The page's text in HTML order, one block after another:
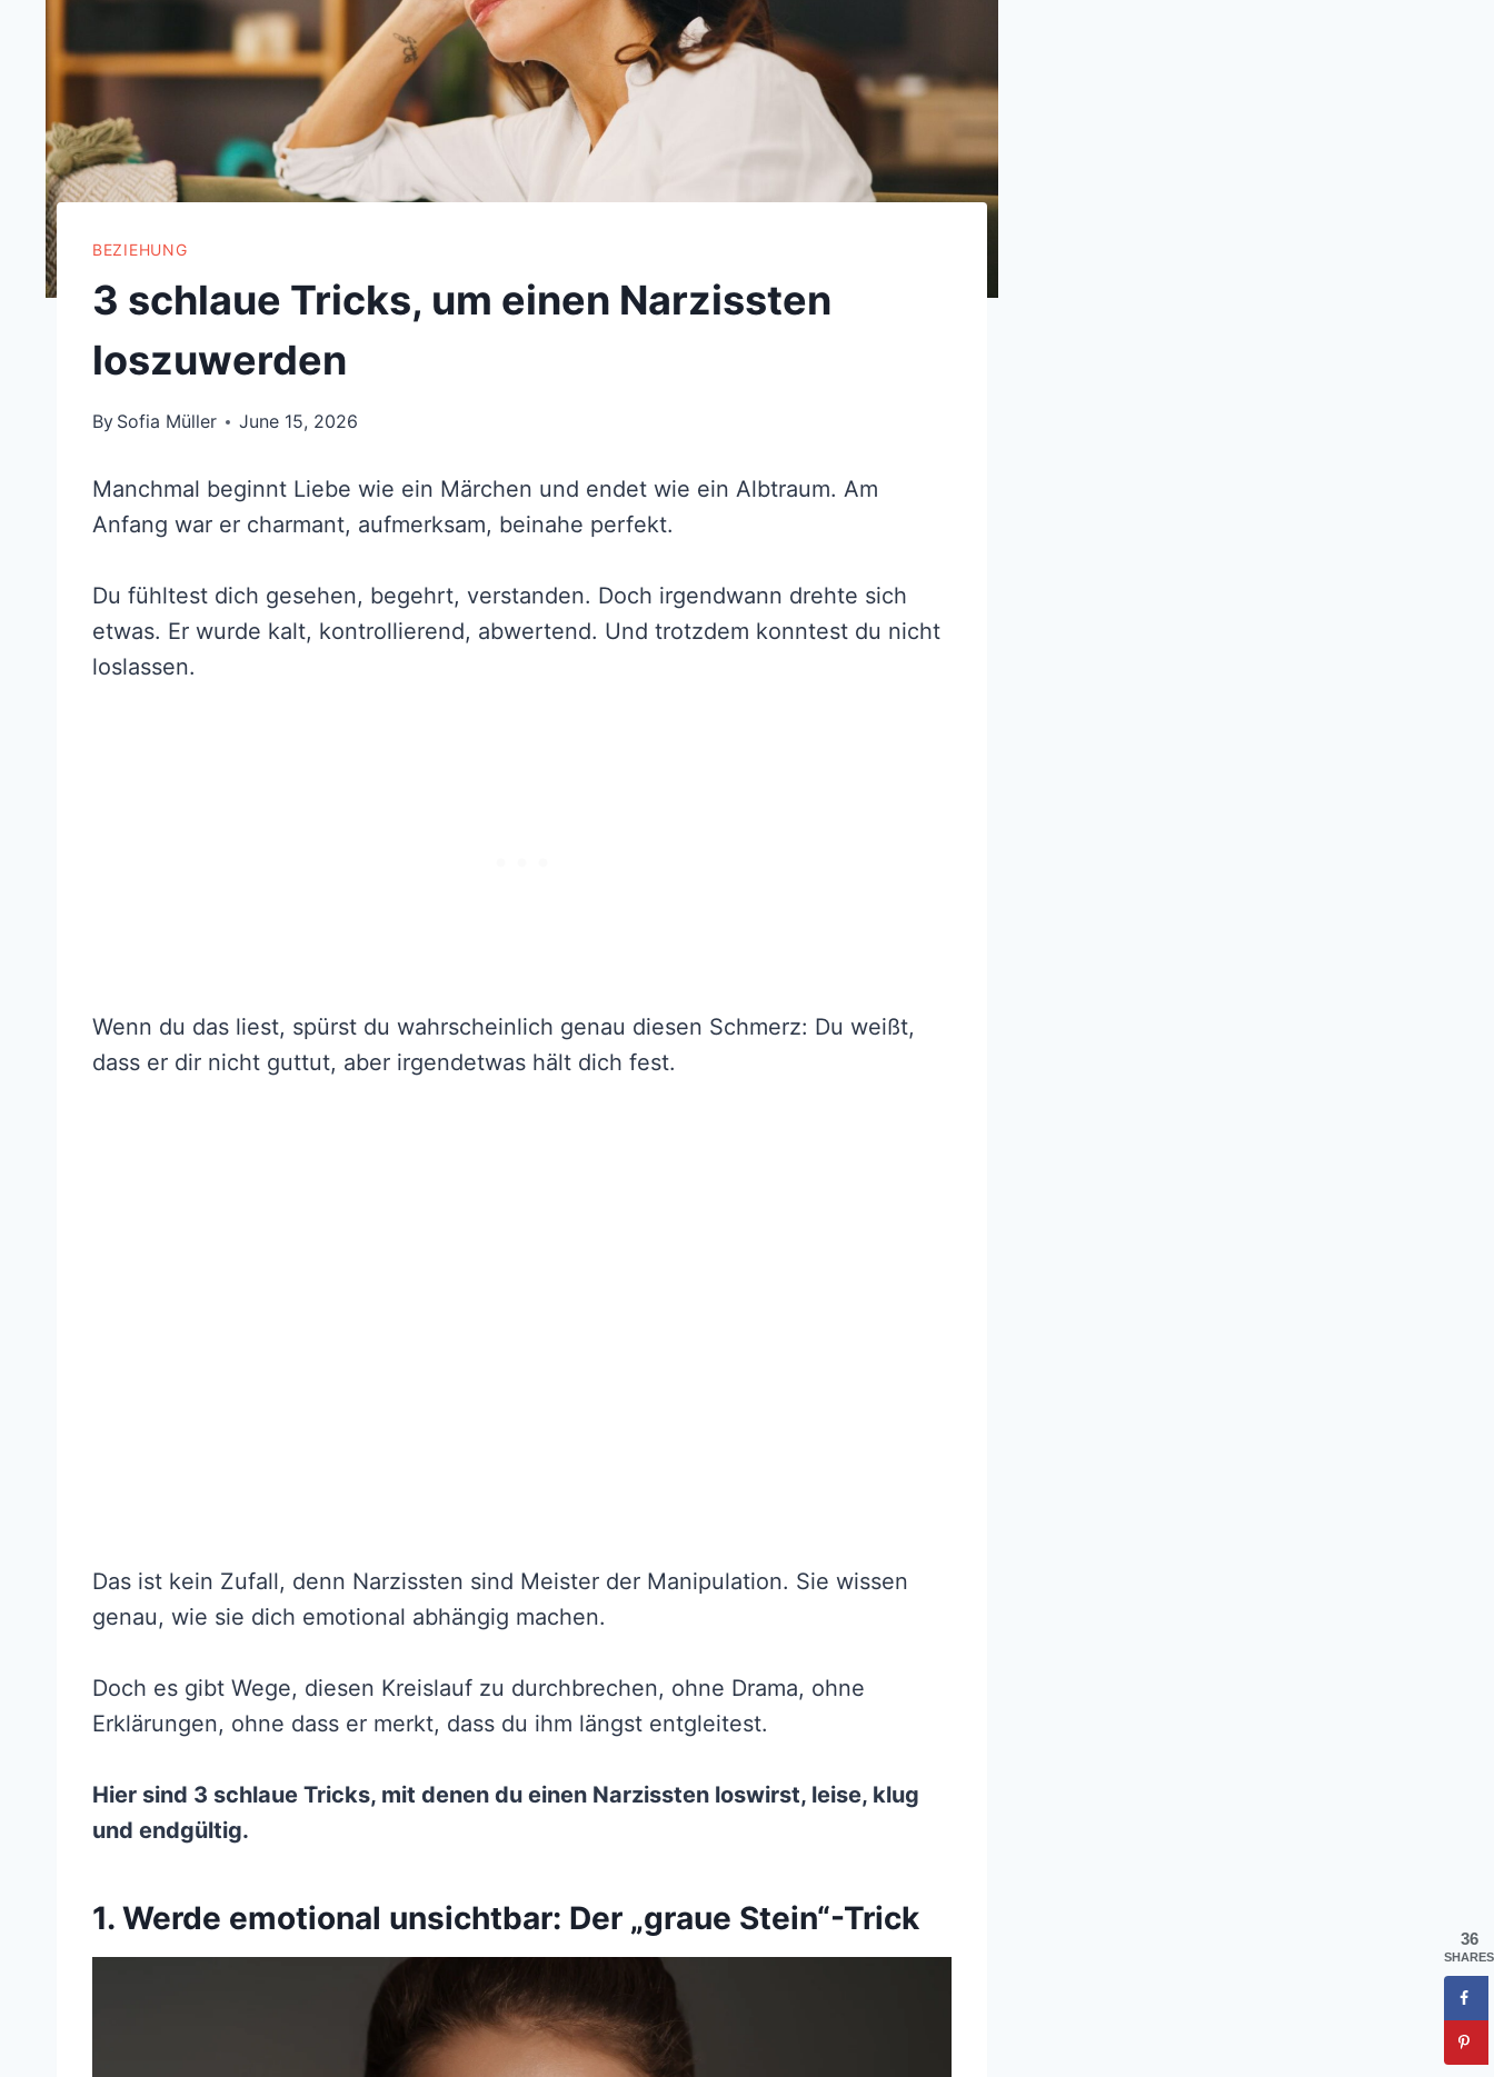
BEZIEHUNG
3 schlaue Tricks, um einen Narzissten
loszuwerden
By Sofia Müller June 15, 2026
Manchmal beginnt Liebe wie ein Märchen und endet wie ein Albtraum. Am
Anfang war er charmant, aufmerksam, beinahe perfekt.
Du fühltest dich gesehen, begehrt, verstanden. Doch irgendwann drehte sich
etwas. Er wurde kalt, kontrollierend, abwertend. Und trotzdem konntest du nicht
loslassen.
Wenn du das liest, spürst du wahrscheinlich genau diesen Schmerz: Du weißt,
dass er dir nicht guttut, aber irgendetwas hält dich fest.
Das ist kein Zufall, denn Narzissten sind Meister der Manipulation. Sie wissen
genau, wie sie dich emotional abhängig machen.
Doch es gibt Wege, diesen Kreislauf zu durchbrechen, ohne Drama, ohne
Erklärungen, ohne dass er merkt, dass du ihm längst entgleitest.
Hier sind 3 schlaue Tricks, mit denen du einen Narzissten loswirst, leise, klug
und endgültig.
1. Werde emotional unsichtbar: Der „graue Stein“-Trick
36
SHARES